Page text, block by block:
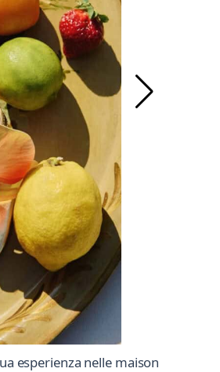
esperienza nelle maison